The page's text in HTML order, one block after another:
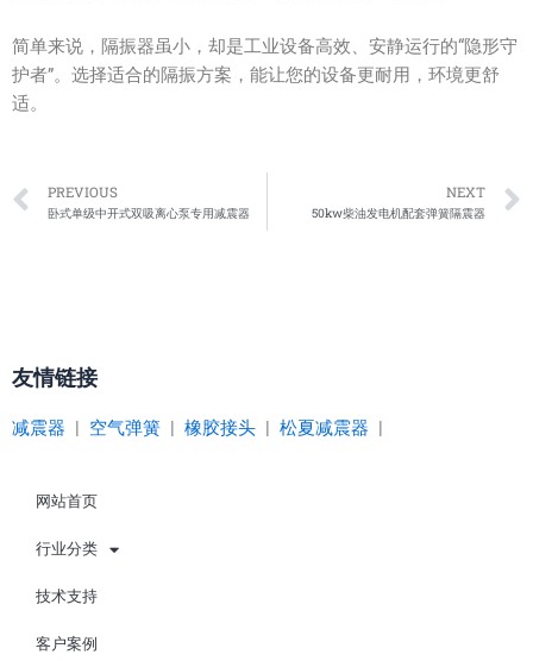
简单来说，隔振器虽小，却是工业设备高效、安静运行的“隐形守
护者”。选择适合的隔振方案，能让您的设备更耐用，环境更舒
适。
Prev
PREVIOUS
卧式单级中开式双吸离心泵专用减震器
NEXT
50kw柴油发电机配套弹簧隔震器
友情链接
减震器 空气弹簧 橡胶接头 松夏减震器
网站首页
行业分类
技术支持
客户案例